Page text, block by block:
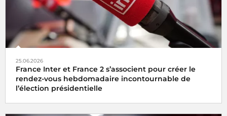
25.06.2026
France Inter et France 2 s’associent pour créer le
rendez-vous hebdomadaire incontournable de
l’élection présidentielle